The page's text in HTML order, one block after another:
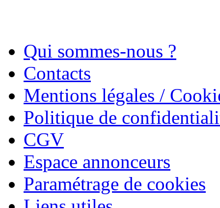
Qui sommes-nous ?
Contacts
Mentions légales /
Politique de
CGV
Espace annonceurs
Paramétrage de cookies